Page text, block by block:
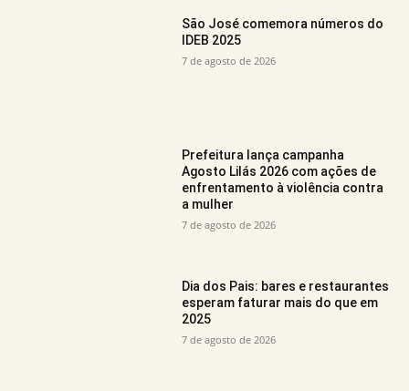
São José comemora números do
IDEB 2025
7 de agosto de 2026
Prefeitura lança campanha
Agosto Lilás 2026 com ações de
enfrentamento à violência contra
a mulher
7 de agosto de 2026
Dia dos Pais: bares e restaurantes
esperam faturar mais do que em
2025
7 de agosto de 2026